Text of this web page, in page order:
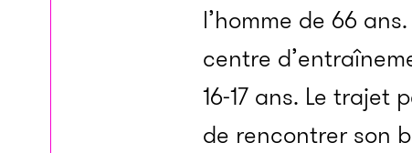
l’homme de 66
centre
16-17 ans. Le
de rencontrer son